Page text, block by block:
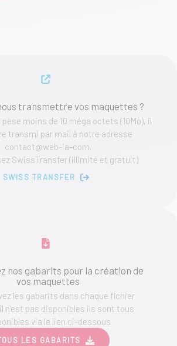
être
sur
page
du
produit
transmettre vos maquettes ?
moins de 10 méga octets (10Mo), il
transmi par mail à notre adresse
contact@web-ia-com.
SwissTransfer (illimité et gratuit)
SWISS TRANSFER
nos gabarits pour la création de
vos maquettes
les gabarits dans chaque fichier
n'est pas disponibles ils sont tous
via le lien ci-dessous
LES GABARITS